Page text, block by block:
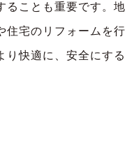
ることも重要です。地
住宅のリフォームを行
り快適に、安全にする